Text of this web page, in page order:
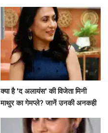
क्या है 'द अलायंस' की विजेता मिनी
माथुर का गेमप्ले? जानें उनकी अनकही